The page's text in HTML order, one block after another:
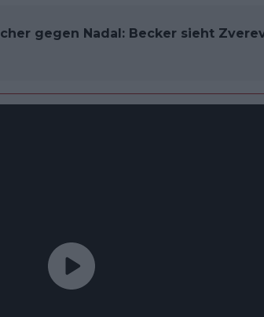
gegen Nadal: Becker sieht